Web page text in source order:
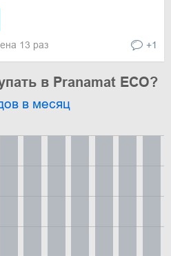
13 раз +1
в Pranamat ECO?
в месяц